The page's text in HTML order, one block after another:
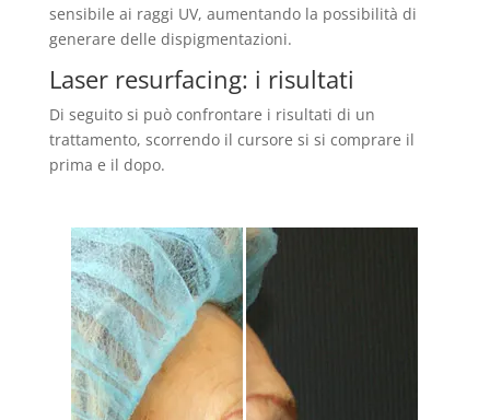
sensibile ai raggi UV, aumentando la possibilità di
generare delle dispigmentazioni.
Laser resurfacing: i risultati
Di seguito si può confrontare i risultati di un
trattamento, scorrendo il cursore si si comprare il
prima e il dopo.